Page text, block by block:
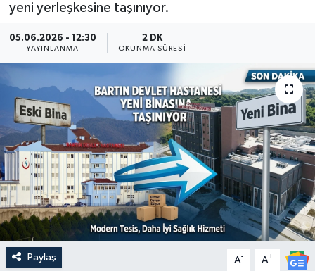
yeni yerleşkesine taşınıyor.
05.06.2026 - 12:30
YAYINLANMA
2 DK
OKUNMA SÜRESI
Paylaş A- A+
Sivil Toplum
Siyaset
Spor
Tarım
Turizm